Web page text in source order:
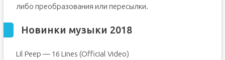
либо преобразования или пересылки.
Новинки музыки 2018
Lil Peep — 16 Lines (Official Video)